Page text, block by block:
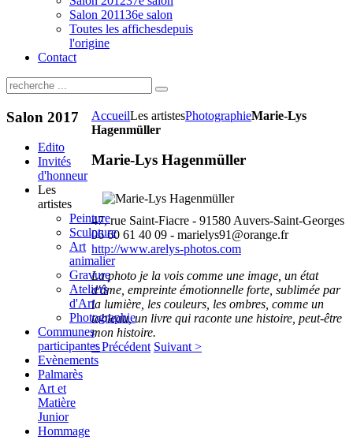
Salon 201136e salon
Toutes les affichesdepuis
l'origine
Contact
AccueilLes artistesPhotographieMarie-Lys
Hagenmüller
Marie-Lys Hagenmüller
47, rue Saint-Fiacre - 91580 Auvers-Saint-Georges
06 60 61 40 09 - marielys91@orange.fr
http://www.arelys-photos.com
La photo je la vois comme une image, un état
d'âme, empreinte émotionnelle forte, sublimée par
la lumière, les couleurs, les ombres, comme un
tableau, un livre qui raconte une histoire, peut-être
mon histoire.
< Précédent Suivant >
Salon 2017
Edito
Invités
d'honneur
Les
artistes
Peinture
Sculpture
Art
animalier
Gravure
Ateliers
d'Art
Photographie
Communes
participantes
Evènements
Palmarès
Art et
Matière
Junior
Hommage